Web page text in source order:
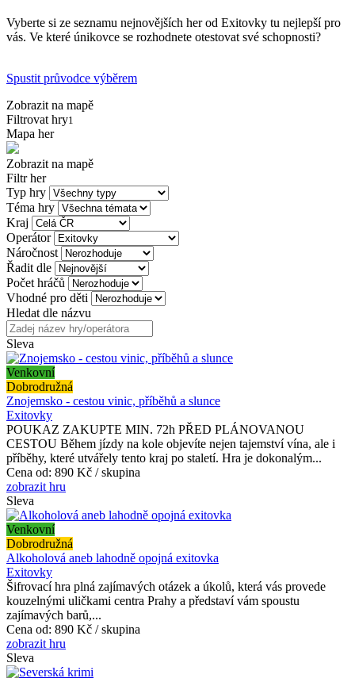
Vyberte si ze seznamu nejnovějších her od Exitovky tu nejlepší pro
vás. Ve které únikovce se rozhodnete otestovat své schopnosti?
Spustit průvodce výběrem
Zobrazit na mapě
Filtrovat hry1
Mapa her
Zobrazit na mapě
Filtr her
Typ hry
Téma hry
Kraj
Operátor
Náročnost
Řadit dle
Počet hráčů
Vhodné pro děti
Hledat dle názvu
Sleva
Venkovní
Dobrodružná
Znojemsko - cestou vinic, příběhů a slunce
Exitovky
POUKAZ ZAKUPTE MIN. 72h PŘED PLÁNOVANOU
CESTOU Během jízdy na kole objevíte nejen tajemství vína, ale i
příběhy, které utvářely tento kraj po staletí. Hra je dokonalým...
Cena od: 890 Kč / skupina
zobrazit hru
Sleva
Venkovní
Dobrodružná
Alkoholová aneb lahodně opojná exitovka
Exitovky
Šifrovací hra plná zajímavých otázek a úkolů, která vás provede
kouzelnými uličkami centra Prahy a představí vám spoustu
zajímavých barů,...
Cena od: 890 Kč / skupina
zobrazit hru
Sleva